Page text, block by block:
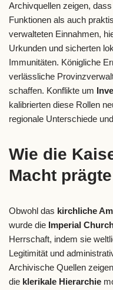
Archivquellen zeigen,
Funktionen als auch
verwalteten Einnahmen,
Urkunden und sicherten
Immunitäten. Königliche
verlässliche
schaffen. Konflikte um
kalibrierten diese Rollen
regionale Unterschiede
Wie die
Macht prägte
Obwohl das kirchliche
wurde die Imperial
Herrschaft, indem sie
Legitimität und
Archivische Quellen
die klerikale Hierarchie